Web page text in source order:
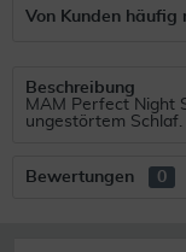
Von Kunden
Beschreibung
MAM Perfect Night
ungestörtem Schlaf.
Bewertungen 0